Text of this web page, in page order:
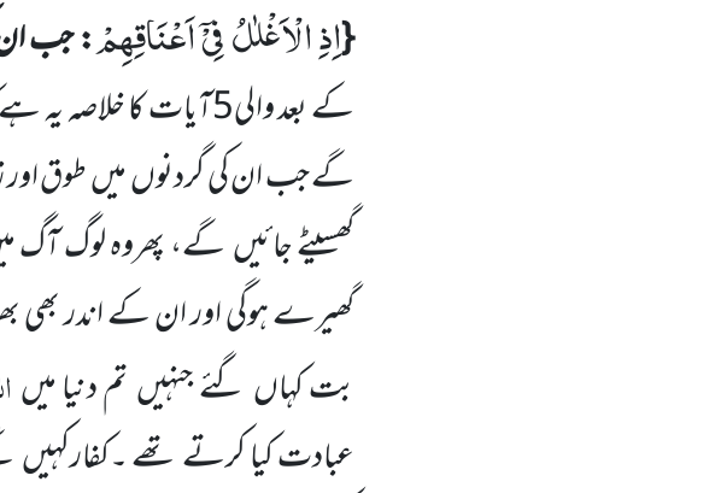
{اِذِ الْاَغْلٰلُ فِیْۤ اَعْنَاقِهِمْ: جب ان
کےبعد والی5آیات کاخلاصہ یہ
گے جب ان کی گردنوںمیںطوق
گھسیٹے جائیںگے، پھروہ لوگ آگ
گھیرے ہوگی اور ان کے اندر بھی
بت کہاں گئے جنہیںتم دنیا میں
عبادت کیا کرتے تھے ۔کفارکہیں